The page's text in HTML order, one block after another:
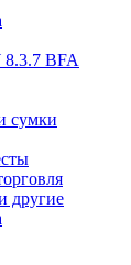
BFA
сумки
другие